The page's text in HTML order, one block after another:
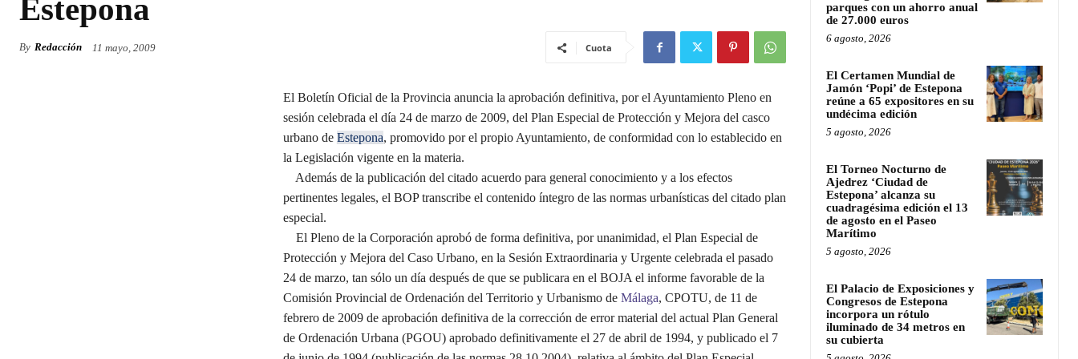
Estepona
By Redacción 11 mayo, 2009 Cuota
El Boletín Oficial de la Provincia anuncia la aprobación definitiva, por el Ayuntamiento Pleno en
sesión celebrada el día 24 de marzo de 2009, del Plan Especial de Protección y Mejora del casco
urbano de Estepona, promovido por el propio Ayuntamiento, de conformidad con lo establecido en
la Legislación vigente en la materia.
Además de la publicación del citado acuerdo para general conocimiento y a los efectos
pertinentes legales, el BOP transcribe el contenido íntegro de las normas urbanísticas del citado plan
especial.
El Pleno de la Corporación aprobó de forma definitiva, por unanimidad, el Plan Especial de
Protección y Mejora del Caso Urbano, en la Sesión Extraordinaria y Urgente celebrada el pasado
24 de marzo, tan sólo un día después de que se publicara en el BOJA el informe favorable de la
Comisión Provincial de Ordenación del Territorio y Urbanismo de Málaga, CPOTU, de 11 de
febrero de 2009 de aprobación definitiva de la corrección de error material del actual Plan General
de Ordenación Urbana (PGOU) aprobado definitivamente el 27 de abril de 1994, y publicado el 7
parques con un ahorro anual
de 27.000 euros
6 agosto, 2026
El Certamen Mundial de
Jamón ‘Popi’ de Estepona
reúne a 65 expositores en su
undécima edición
5 agosto, 2026
El Torneo Nocturno de
Ajedrez ‘Ciudad de
Estepona’ alcanza su
cuadragésima edición el 13
de agosto en el Paseo
Marítimo
5 agosto, 2026
El Palacio de Exposiciones y
Congresos de Estepona
incorpora un rótulo
iluminado de 34 metros en
su cubierta